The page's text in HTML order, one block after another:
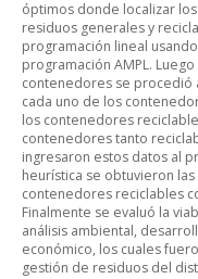
óptimos donde localizar
residuos generales y
programación lineal
programación AMPL.
contenedores se procedió
cada uno de los
los contenedores
contenedores tanto
ingresaron estos datos al
heurística se obtuvieron
contenedores reciclables
Finalmente se evaluó la
análisis ambiental,
económico, los cuales
gestión de residuos del